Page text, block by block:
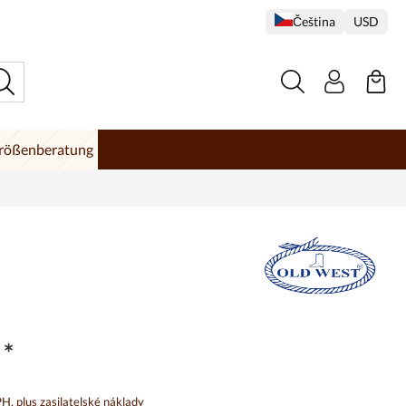
Čeština USD
plus zasilatelské náklady